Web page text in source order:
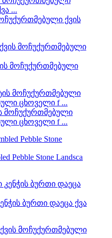
ქვის
მოჩუქურთმებული
მოჩუქურთმებული
ცხოველი f ...
Pebble Stone Landsca
ბურთი დაეცა ქვა